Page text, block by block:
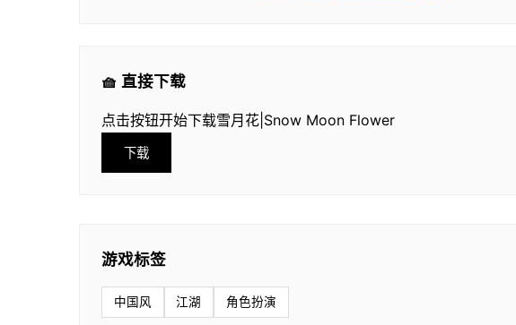
🧺 直接下载
点击按钮开始下载雪月花|Snow Moon Flower
下载
游戏标签
中国风 江湖 角色扮演